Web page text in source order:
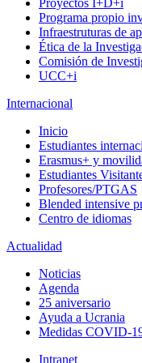
Proyectos I+D+i
Programa propio
Infraestruturas de
Ética de la
Comisión de
UCC+i
Internacional
Inicio
Estudiantes
Erasmus+ y
Estudiantes
Profesores/PTGAS
Blended intensive
Centro de idiomas
Actualidad
Noticias
Agenda
25 aniversario
Ayuda a Ucrania
Medidas COVID-
Intranet